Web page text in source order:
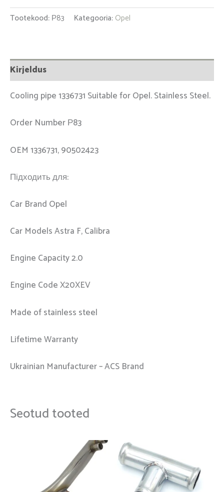
Tootekood: Р83 Kategooria: Opel
Kirjeldus
Cooling pipe 1336731 Suitable for Opel. Stainless Steel.
Order Number Р83
OEM 1336731, 90502423
Підходить для:
Car Brand Opel
Car Models Astra F, Calibra
Engine Capacity 2.0
Engine Code X20XEV
Made of stainless steel
Lifetime Warranty
Ukrainian Manufacturer – ACS Brand
Seotud tooted